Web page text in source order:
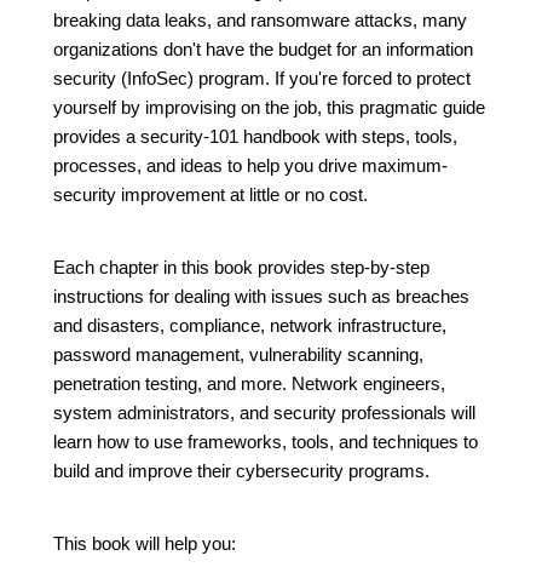
breaking data leaks, and ransomware attacks, many
organizations don't have the budget for an information
security (InfoSec) program. If you're forced to protect
yourself by improvising on the job, this pragmatic guide
provides a security-101 handbook with steps, tools,
processes, and ideas to help you drive maximum-
security improvement at little or no cost.
Each chapter in this book provides step-by-step
instructions for dealing with issues such as breaches
and disasters, compliance, network infrastructure,
password management, vulnerability scanning,
penetration testing, and more. Network engineers,
system administrators, and security professionals will
learn how to use frameworks, tools, and techniques to
build and improve their cybersecurity programs.
This book will help you: